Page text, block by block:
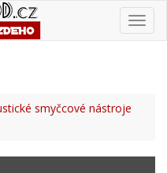
smyčcové nástroje